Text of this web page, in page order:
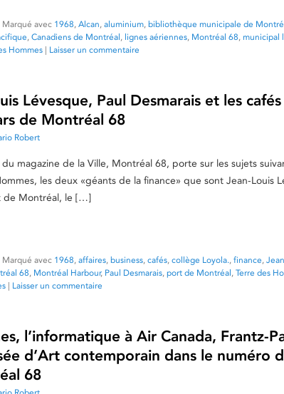
Marqué avec 1968, Alcan, aluminium, bibliothèque municipale de
, Canadiens de Montréal, lignes aériennes, Montréal 68, municipal
Hommes | Laisser un commentaire
Lévesque, Paul Desmarais et les
de Montréal 68
Robert
magazine de la Ville, Montréal 68, porte sur les sujets
les deux «géants de la finance» que sont Jean-Louis
de Montréal, le […]
Marqué avec 1968, affaires, business, cafés, collège Loyola., finance,
68, Montréal Harbour, Paul Desmarais, port de Montréal, Terre des
| Laisser un commentaire
l’informatique à Air Canada, Frantz-
d’Art contemporain dans le numéro
68